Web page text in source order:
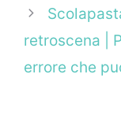
retroscena |
errore che